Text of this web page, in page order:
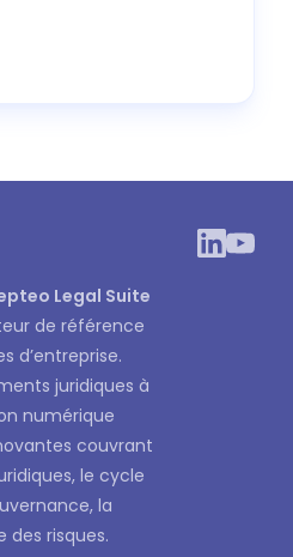
Legal Suite
de référence
d’entreprise.
juridiques à
numérique
couvrant
le cycle
la
risques.